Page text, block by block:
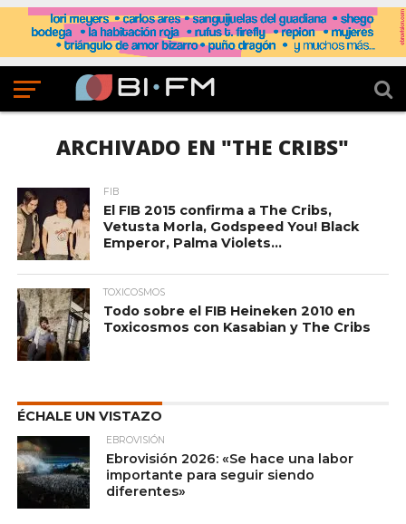
ARCHIVADO EN "THE CRIBS"
FIB
El FIB 2015 confirma a The Cribs,
Vetusta Morla, Godspeed You! Black
Emperor, Palma Violets…
TOXICOSMOS
Todo sobre el FIB Heineken 2010 en
Toxicosmos con Kasabian y The Cribs
ÉCHALE UN VISTAZO
EBROVISIÓN
Ebrovisión 2026: «Se hace una labor
importante para seguir siendo
diferentes»